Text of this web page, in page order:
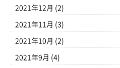
2021年12月 (2)
2021年11月 (3)
2021年10月 (2)
2021年9月 (4)